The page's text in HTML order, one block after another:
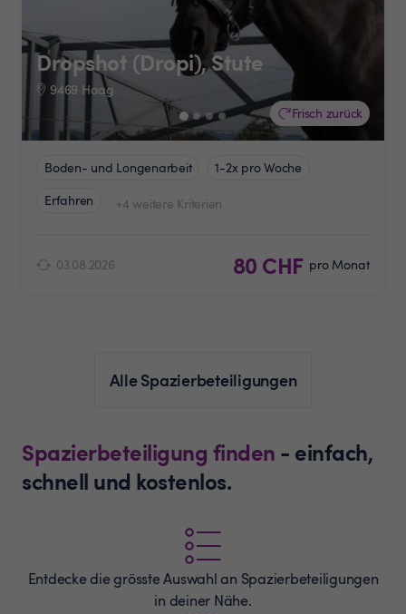
Frisch zurück
Dropshot (Dropi), Stute
9469 Haag
Boden- und Longenarbeit
1-2x pro Woche
Erfahren
+4 weitere Kriterien
03.08.2026 80 CHF pro Monat
Alle Spazierbeteiligungen
Spazierbeteiligung finden - einfach,
schnell und kostenlos.
Entdecke die grösste Auswahl an Spazierbeteiligungen
in deiner Nähe.